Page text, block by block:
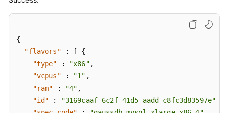
信
息
{
"flavors"
: [
{
"type"
: "x86" ,
"vcpus"
: "1" ,
"ram"
: "4" ,
"id"
: "3169caaf-6c2f-41d5-aadd-c8fc3d83597e"